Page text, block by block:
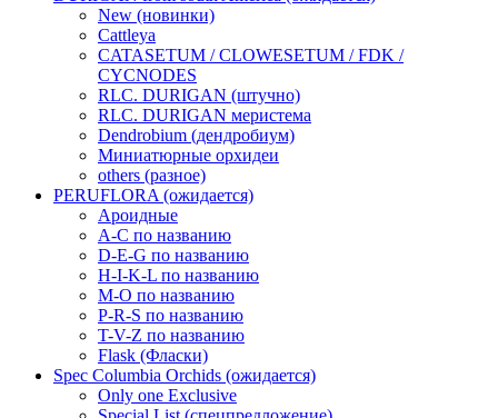
New (новинки)
Cattleya
CATASETUM / CLOWESETUM / FDK /
CYCNODES
RLC. DURIGAN (штучно)
RLC. DURIGAN меристема
Dendrobium (дендробиум)
Миниатюрные орхидеи
others (разное)
PERUFLORA (ожидается)
Ароидные
A-C по названию
D-E-G по названию
H-I-K-L по названию
M-O по названию
P-R-S по названию
T-V-Z по названию
Flask (Фласки)
Spec Columbia Orchids (ожидается)
Only one Exclusive